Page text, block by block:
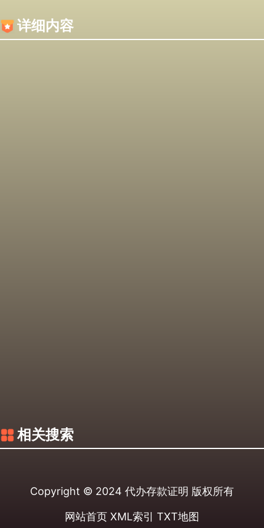
详细内容
相关搜索
Copyright © 2024 代办存款证明 版权所有
网站首页 XML索引 TXT地图